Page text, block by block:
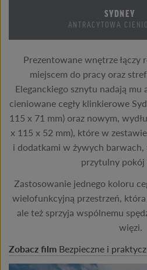
SYDNEY
ANTRACYTOWA
Prezentowane wnętrze łączy
miejscem do pracy oraz
Eleganckiego sznytu nadają
cieniowane cegły klinkierowe
115 x 71 mm) oraz nowym,
x 115 x 52 mm), które w
i dodatkami w żywych
przytulny pokój
Zastosowanie jednego koloru
wielofunkcyjną przestrzeń,
ale też sprzyja wspólnemu
więzi.
Zobacz film Bezpieczne i